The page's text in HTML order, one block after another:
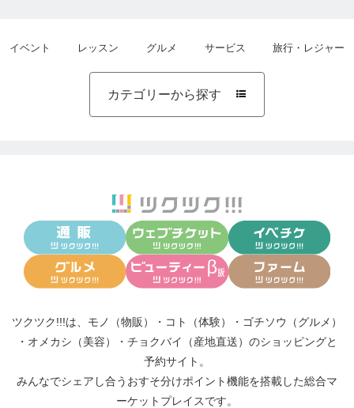
イベント レッスン グルメ サービス 旅行・レジャー
カテゴリーから探す 
ツクツク!!!は、 モノ（物販） ・ コト（体験） ・ ゴチソウ（グルメ）
・ オメカシ（美容） ・ チョクバイ（産地直送） のショッピングと
予約サイト。
みんなでシェアし合う おすそ分けポイント機能を搭載した総合マ
ーケットプレイスです。